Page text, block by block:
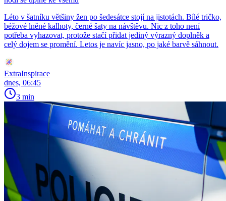
Léto v šatníku většiny žen po šedesátce stojí na jistotách. Bílé tričko,
béžové lněné kalhoty, černé šaty na návštěvu. Nic z toho není
potřeba vyhazovat, protože stačí přidat jediný výrazný doplněk a
celý dojem se promění. Letos je navíc jasno, po jaké barvě sáhnout.
ExtraInspirace
dnes, 06:45
3 min